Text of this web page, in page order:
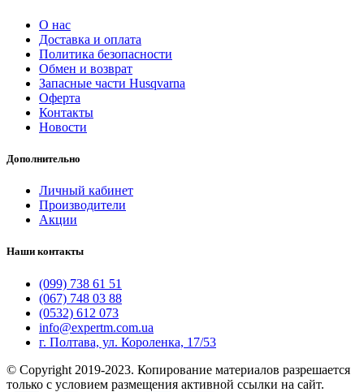
О нас
Доставка и оплата
Политика безопасности
Обмен и возврат
Запасные части Husqvarna
Оферта
Контакты
Новости
Дополнительно
Личный кабинет
Производители
Акции
Наши контакты
(099) 738 61 51
(067) 748 03 88
(0532) 612 073
info@expertm.com.ua
г. Полтава, ул. Короленка, 17/53
© Copyright 2019-2023. Копирование материалов разрешается
только с условием размещения активной ссылки на сайт.